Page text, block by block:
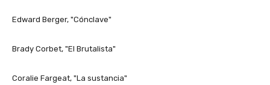
Edward Berger, "Cónclave"
Brady Corbet, "El Brutalista"
Coralie Fargeat, "La sustancia"